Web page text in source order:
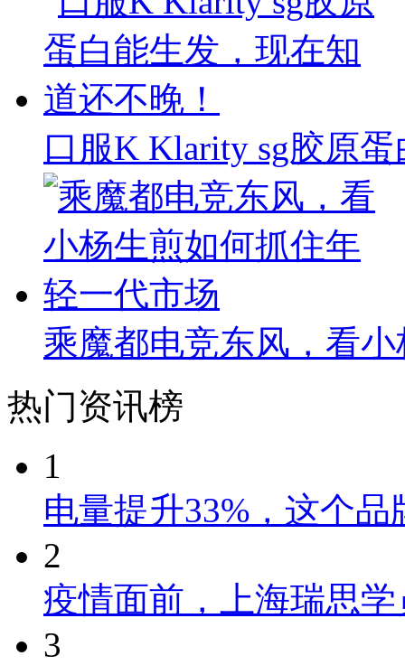
口服K Klarity sg胶原
乘魔都电竞东风，看
热门资讯榜
1
电量提升33%，这个
2
疫情面前，上海瑞思
3